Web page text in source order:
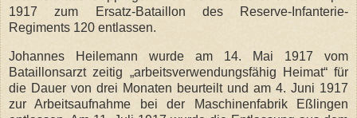
1917 zum Ersatz-Bataillon des Reserve-Infanterie-
Regiments 120 entlassen.
Johannes Heilemann wurde am 14. Mai 1917 vom
Bataillonsarzt zeitig „arbeitsverwendungsfähig Heimat“ für
die Dauer von drei Monaten beurteilt und am 4. Juni 1917
zur Arbeitsaufnahme bei der Maschinenfabrik Eßlingen